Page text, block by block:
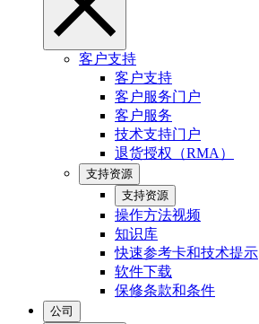
客户支持
客户支持
客户服务门户
客户服务
技术支持门户
退货授权（RMA）
支持资源
支持资源
操作方法视频
知识库
快速参考卡和技术提示
软件下载
保修条款和条件
公司